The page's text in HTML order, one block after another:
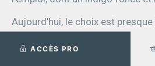
Aujourd’hui, le choix est
correspondantes, conçus pour
ACCÈS PRO